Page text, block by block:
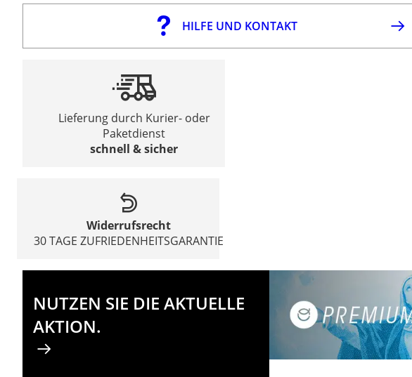
HILFE UND KONTAKT
Lieferung durch Kurier- oder
Paketdienst
schnell & sicher
Widerrufsrecht
30 TAGE ZUFRIEDENHEITSGARANTIE
NUTZEN SIE DIE AKTUELLE
AKTION.